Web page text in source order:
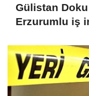
Gülistan
Erzurumlu iş